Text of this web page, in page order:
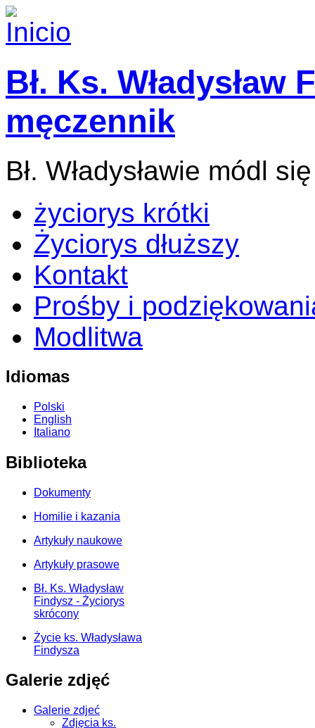
Bł. Ks. Władysław
męczennik
Bł. Władysławie módl
życiorys krótki
Życiorys dłuższy
Kontakt
Prośby i
Modlitwa
Idiomas
Polski
English
Italiano
Biblioteka
Dokumenty
Homilie i kazania
Artykuły naukowe
Artykuły prasowe
Bł. Ks. Władysław
Findysz - Życiorys
skrócony
Życie ks. Władysława
Findysza
Galerie zdjęć
Galerie zdjeć
Zdjęcia ks.